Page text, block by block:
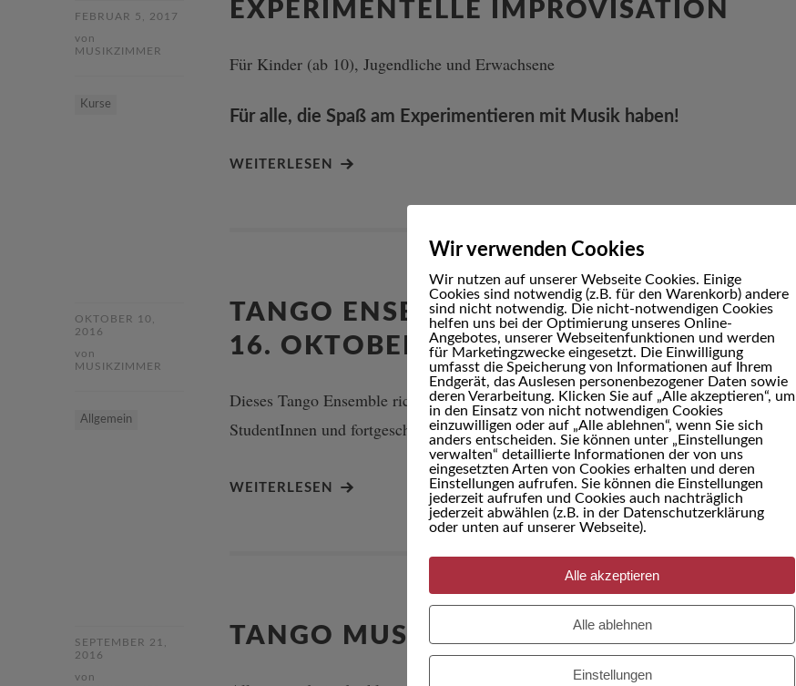
FEBRUAR 5, 2017
von
MUSIKZIMMER
Kurse
EXPERIMENTELLE IMPROVISATION
Für Kinder (ab 10), Jugendliche und Erwachsene
Für alle, die Spaß am Experimentieren mit Musik haben!
WEITERLESEN
OKTOBER 10,
2016
von
MUSIKZIMMER
Allgemein
TANGO ENSEMBLE: AB SONNTAG DEN
16. OKTOBER 2016!
Dieses Tango Ensemble richtet sich an klassisch ausgebildeten MusikerInnen,
StudentInnen und fortgeschrittene Laien.
WEITERLESEN
SEPTEMBER 21,
2016
von
TANGO MUSIK COACHING
Wir verwenden Cookies
Wir nutzen auf unserer Webseite Cookies. Einige
Cookies sind notwendig (z.B. für den Warenkorb) andere
sind nicht notwendig. Die nicht-notwendigen Cookies
helfen uns bei der Optimierung unseres Online-
Angebotes, unserer Webseitenfunktionen und werden
für Marketingzwecke eingesetzt. Die Einwilligung
umfasst die Speicherung von Informationen auf Ihrem
Endgerät, das Auslesen personenbezogener Daten sowie
deren Verarbeitung. Klicken Sie auf „Alle akzeptieren“, um
in den Einsatz von nicht notwendigen Cookies
einzuwilligen oder auf „Alle ablehnen“, wenn Sie sich
anders entscheiden. Sie können unter „Einstellungen
verwalten“ detaillierte Informationen der von uns
eingesetzten Arten von Cookies erhalten und deren
Einstellungen aufrufen. Sie können die Einstellungen
jederzeit aufrufen und Cookies auch nachträglich
jederzeit abwählen (z.B. in der Datenschutzerklärung
oder unten auf unserer Webseite).
Alle akzeptieren
Alle ablehnen
Einstellungen